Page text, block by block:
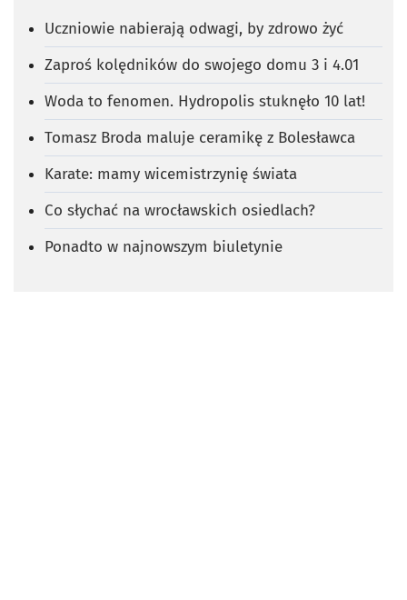
Uczniowie nabierają odwagi, by zdrowo żyć
Zaproś kolędników do swojego domu 3 i 4.01
Woda to fenomen. Hydropolis stuknęło 10 lat!
Tomasz Broda maluje ceramikę z Bolesławca
Karate: mamy wicemistrzynię świata
Co słychać na wrocławskich osiedlach?
Ponadto w najnowszym biuletynie